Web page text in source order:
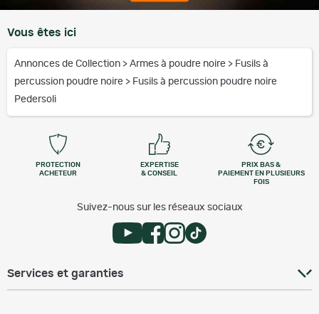
Vous êtes ici
Annonces de Collection > Armes à poudre noire > Fusils à
percussion poudre noire > Fusils à percussion poudre noire
Pedersoli
PROTECTION
ACHETEUR
EXPERTISE
& CONSEIL
PRIX BAS &
PAIEMENT EN PLUSIEURS
FOIS
Suivez-nous sur les réseaux sociaux
Services et garanties